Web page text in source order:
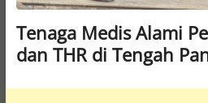
Tenaga Medis Alami
dan THR di Tengah